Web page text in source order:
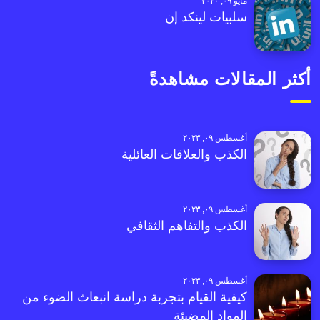
سلبيات لينكد إن
أكثر المقالات مشاهدةً
أغسطس ٠٩, ٢٠٢٣
الكذب والعلاقات العائلية
أغسطس ٠٩, ٢٠٢٣
الكذب والتفاهم الثقافي
أغسطس ٠٩, ٢٠٢٣
كيفية القيام بتجربة دراسة انبعاث الضوء من
المواد المضيئة